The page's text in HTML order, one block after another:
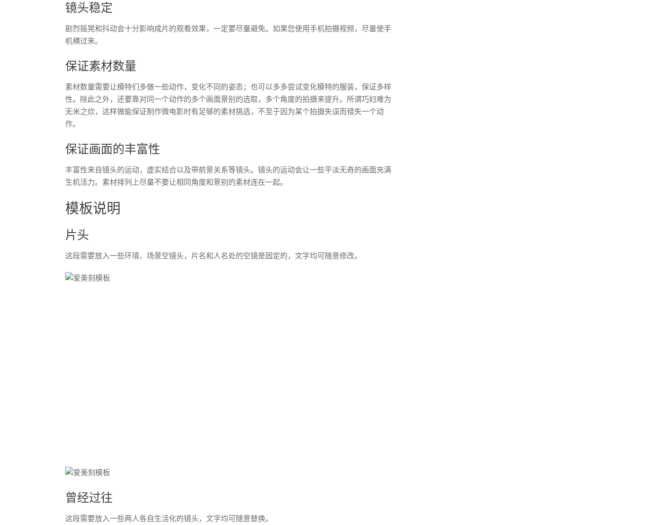
镜头稳定
剧烈摇晃和抖动会十分影响成片的观看效果，一定要尽量避免。如果您使用手机拍摄视频，尽量使手
机横过来。
保证素材数量
素材数量需要让模特们多做一些动作，变化不同的姿态；也可以多多尝试变化模特的服装，保证多样
性。除此之外，还要靠对同一个动作的多个画面景别的选取，多个角度的拍摄来提升。所谓巧妇难为
无米之炊，这样做能保证制作微电影时有足够的素材挑选，不至于因为某个拍摄失误而错失一个动
作。
保证画面的丰富性
丰富性来自镜头的运动，虚实结合以及带前景关系等镜头。镜头的运动会让一些平淡无奇的画面充满
生机活力。素材排列上尽量不要让相同角度和景别的素材连在一起。
模板说明
片头
这段需要放入一些环境、场景空镜头，片名和人名处的空镜是固定的，文字均可随意修改。
曾经过往
这段需要放入一些两人各自生活化的镜头，文字均可随意替换。